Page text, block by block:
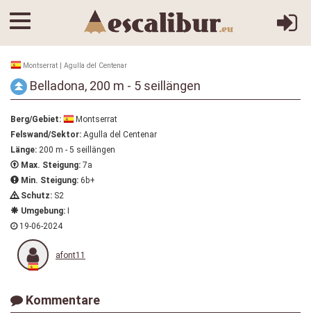
Montserrat | Agulla del Centenar
Belladona, 200 m - 5 seillängen
Berg/Gebiet:
Montserrat
Felswand/Sektor: Agulla del Centenar
Länge: 200 m - 5 seillängen
Max. Steigung: 7a
Min. Steigung: 6b+
Schutz: S2
Umgebung:
19-06-2024
afont11
Kommentare